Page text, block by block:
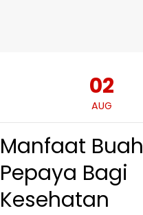
02
AUG
Manfaat Buah
Pepaya Bagi
Kesehatan